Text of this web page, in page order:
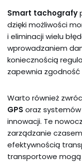
Smart tachografy
dzięki możliwości
i eliminacji wielu
wprowadzaniem
koniecznością
zapewnia
Warto również
GPS oraz
innowacji. Te
zarządzanie
efektywnością
transportowe mogą